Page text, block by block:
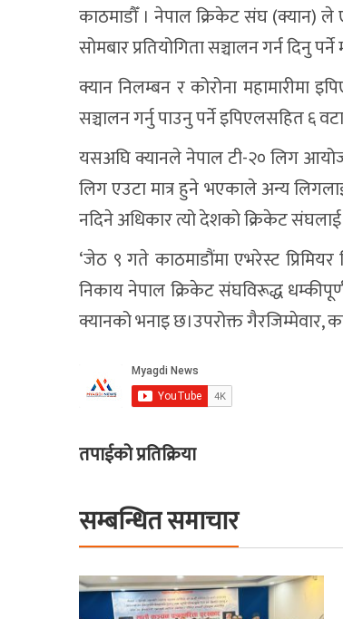
काठमाडौँ । नेपाल क्रिकेट संघ (क्यान) ले
सोमबार प्रतियोगिता सञ्चालन गर्न दिनु
क्यान निलम्बन र कोरोना महामारीमा
सञ्चालन गर्नु पाउनु पर्ने इपिएलसहित ६
यसअघि क्यानले नेपाल टी-२० लिग
लिग एउटा मात्र हुने भएकाले अन्य
नदिने अधिकार त्यो देशको क्रिकेट
‘जेठ ९ गते काठमाडौंमा एभरेस्ट
निकाय नेपाल क्रिकेट संघविरूद्ध
क्यानको भनाइ छ।उपरोक्त गैरजिम्मेवार,
तपाईको प्रतिक्रिया
सम्बन्धित समाचार